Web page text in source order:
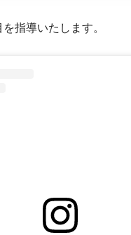
指導いたします。